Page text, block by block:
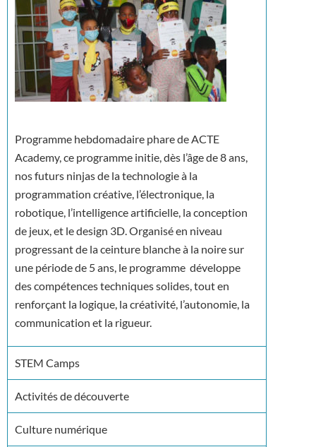
Programme hebdomadaire phare de ACTE
Academy, ce programme initie, dès l’âge de 8 ans,
nos futurs ninjas de la technologie à la
programmation créative, l’électronique, la
robotique, l’intelligence artificielle, la conception
de jeux, et le design 3D. Organisé en niveau
progressant de la ceinture blanche à la noire sur
une période de 5 ans, le programme développe
des compétences techniques solides, tout en
renforçant la logique, la créativité, l’autonomie, la
communication et la rigueur.
STEM Camps
Activités de découverte
Culture numérique